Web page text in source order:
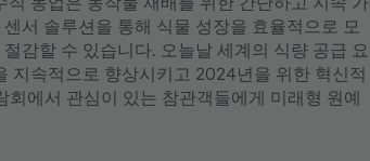
서 솔루션을 통해 식물 성장을 효율적으로 모
감할 수 있습니다. 오늘날 세계의 식량 공급 요
지속적으로 향상시키고 2024년을 위한 혁신적
에서 관심이 있는 참관객들에게 미래형 원예